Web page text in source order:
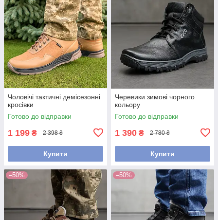
Чоловічі тактичні демісезонні
кросівки
Готово до відправки
1 199 ₴ 2 398 ₴
Купити
Черевики зимові чорного
кольору
Готово до відправки
1 390 ₴ 2 780 ₴
Купити
–50% –50%